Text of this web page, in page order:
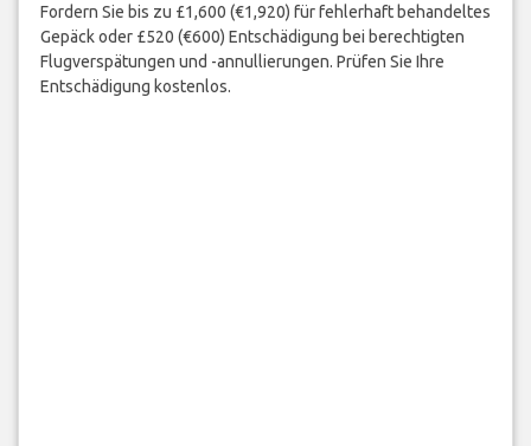
Fordern Sie bis zu £1,600 (€1,920) für fehlerhaft behandeltes
Gepäck oder £520 (€600) Entschädigung bei berechtigten
Flugverspätungen und -annullierungen. Prüfen Sie Ihre
Entschädigung kostenlos.